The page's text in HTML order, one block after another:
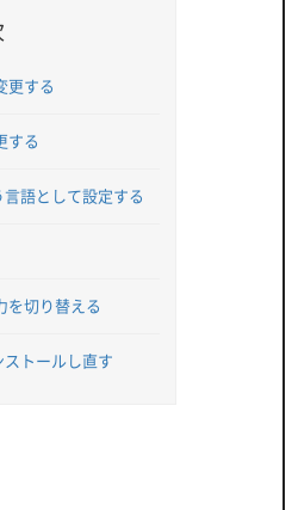
更する
する
語として設定する
を切り替える
トールし直す